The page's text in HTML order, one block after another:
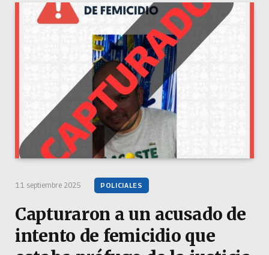
11 septiembre 2025 POLICIALES
Capturaron a un acusado de
intento de femicidio que